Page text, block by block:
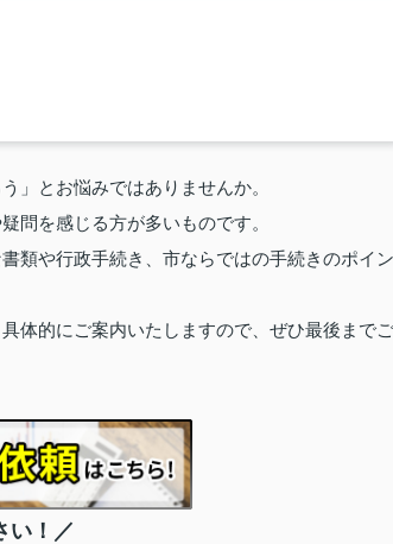
」とお悩みではありませんか。
問を感じる方が多いものです。
類や行政手続き、市ならではの手続きのポイン
体的にご案内いたしますので、ぜひ最後までご
い！／